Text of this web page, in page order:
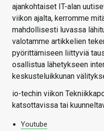
ajankohtaiset IT-alan
viikon ajalta, kerromme
mahdollisesti luvassa
valotamme artikkelien
pyörittämiseen liittyviä
osallistua lähetykseen
keskusteluikkunan
io-techin viikon
katsottavissa tai
Youtube